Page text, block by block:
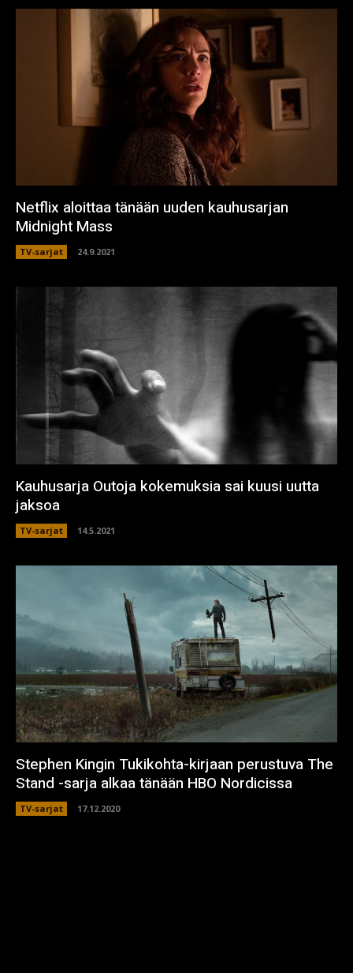
Netflix aloittaa tänään uuden kauhusarjan
Midnight Mass
TV-sarjat 24.9.2021
Kauhusarja Outoja kokemuksia sai kuusi uutta
jaksoa
TV-sarjat 14.5.2021
Stephen Kingin Tukikohta-kirjaan perustuva The
Stand -sarja alkaa tänään HBO Nordicissa
TV-sarjat 17.12.2020